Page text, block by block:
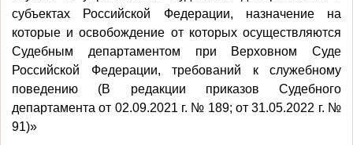
субъектах Российской Федерации, назначение на
которые и освобождение от которых осуществляются
Судебным департаментом при Верховном Суде
Российской Федерации, требований к служебному
поведению (В редакции приказов Судебного
департамента от 02.09.2021 г. № 189; от 31.05.2022 г. №
91)»